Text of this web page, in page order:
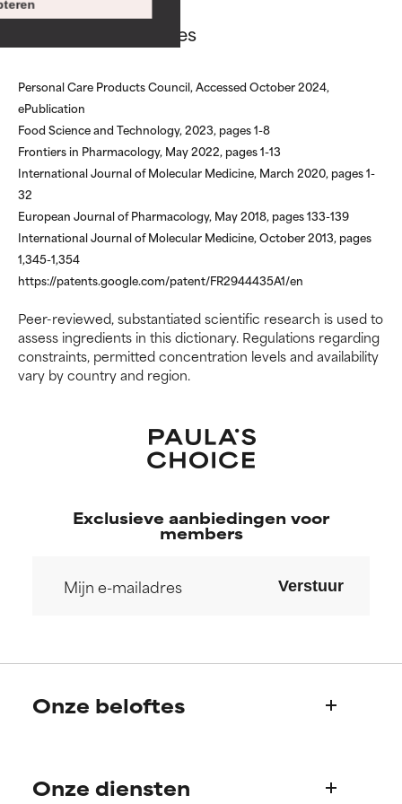
Oridonin references
Personal Care Products Council, Accessed October 2024,
ePublication
Food Science and Technology, 2023, pages 1-8
Frontiers in Pharmacology, May 2022, pages 1-13
International Journal of Molecular Medicine, March 2020, pages 1-
32
European Journal of Pharmacology, May 2018, pages 133-139
International Journal of Molecular Medicine, October 2013, pages
1,345-1,354
https://patents.google.com/patent/FR2944435A1/en
Peer-reviewed, substantiated scientific research is used to
assess ingredients in this dictionary. Regulations regarding
constraints, permitted concentration levels and availability
vary by country and region.
De kans op irritatie is aanwezig.
het gecombineerd wordt met
ingrediënten.
SLECHTSTE
droogheid, enz. veroorzaken.
Kan in sommige gevallen
het algemeen is bewezen dat
het meer kwaad dan goed doet.
GEEN BEOORDELING
We hebben dit ingrediënt nog
niet beoordeeld omdat we het
De kans op irritatie is aanwezig.
het gecombineerd wordt met
ingrediënten.
SLECHTSTE
droogheid, enz. veroorzaken.
Kan in sommige gevallen
het algemeen is bewezen dat
het meer kwaad dan goed doet.
GEEN BEOORDELING
We hebben dit ingrediënt nog
niet beoordeeld omdat we het
Exclusieve aanbiedingen voor
members
Verstuur
Onze beloftes
Paula's verhaal
Onze diensten